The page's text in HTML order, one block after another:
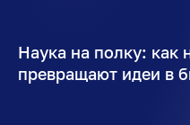
Наука на полку: как
превращают идеи в